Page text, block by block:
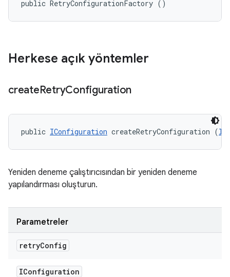
public RetryConfigurationFactory ()
Herkese açık yöntemler
createRetryConfiguration
public IConfiguration createRetryConfiguration (
Yeniden deneme çalıştırıcısından bir yeniden deneme
yapılandırması oluşturun.
Parametreler
retryConfig
IConfiguration